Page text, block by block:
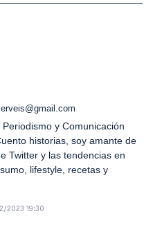
y Comunicación
historias, soy amante de
Twitter y las tendencias en
lifestyle, recetas y
2023 19:30